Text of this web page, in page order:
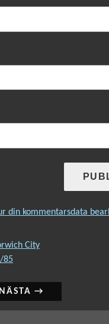
din kommentarsdata
NÄSTA →